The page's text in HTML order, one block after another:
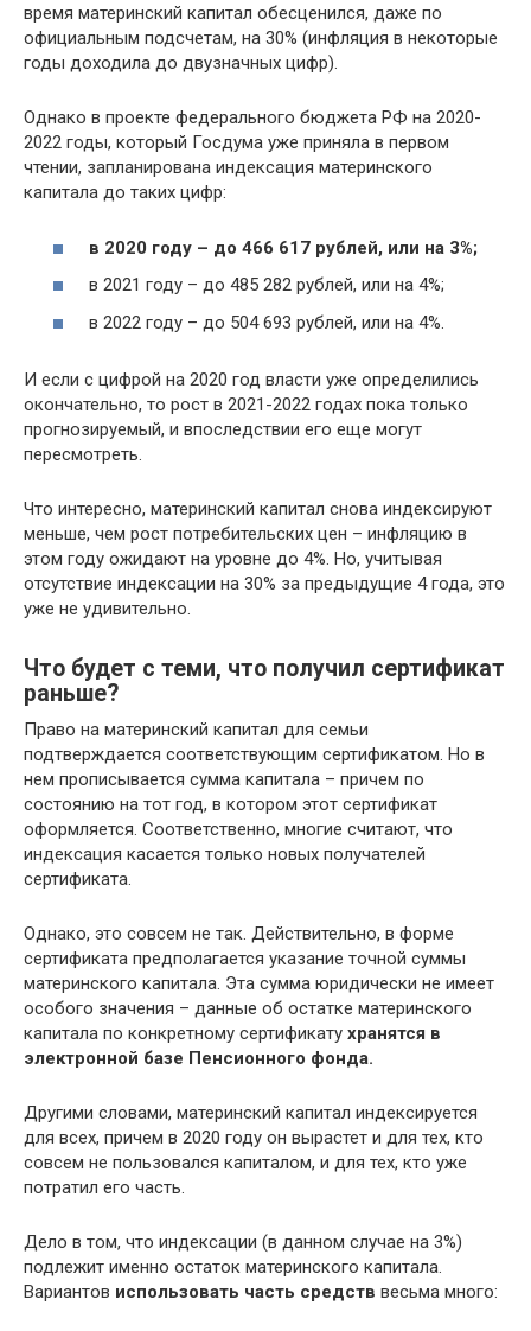
время материнский капитал обесценился, даже по
официальным подсчетам, на 30% (инфляция в некоторые
годы доходила до двузначных цифр).
Однако в проекте федерального бюджета РФ на 2020-
2022 годы, который Госдума уже приняла в первом
чтении, запланирована индексация материнского
капитала до таких цифр:
в 2020 году – до 466 617 рублей, или на 3%;
в 2021 году – до 485 282 рублей, или на 4%;
в 2022 году – до 504 693 рублей, или на 4%.
И если с цифрой на 2020 год власти уже определились
окончательно, то рост в 2021-2022 годах пока только
прогнозируемый, и впоследствии его еще могут
пересмотреть.
Что интересно, материнский капитал снова индексируют
меньше, чем рост потребительских цен – инфляцию в
этом году ожидают на уровне до 4%. Но, учитывая
отсутствие индексации на 30% за предыдущие 4 года, это
уже не удивительно.
Что будет с теми, что получил сертификат
раньше?
Право на материнский капитал для семьи
подтверждается соответствующим сертификатом. Но в
нем прописывается сумма капитала – причем по
состоянию на тот год, в котором этот сертификат
оформляется. Соответственно, многие считают, что
индексация касается только новых получателей
сертификата.
Однако, это совсем не так. Действительно, в форме
сертификата предполагается указание точной суммы
материнского капитала. Эта сумма юридически не имеет
особого значения – данные об остатке материнского
капитала по конкретному сертификату хранятся в
электронной базе Пенсионного фонда.
Другими словами, материнский капитал индексируется
для всех, причем в 2020 году он вырастет и для тех, кто
совсем не пользовался капиталом, и для тех, кто уже
потратил его часть.
Дело в том, что индексации (в данном случае на 3%)
подлежит именно остаток материнского капитала.
Вариантов использовать часть средств весьма много: